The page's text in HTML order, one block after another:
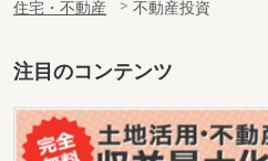
住宅・不動産 不動産投資
注目のコンテンツ